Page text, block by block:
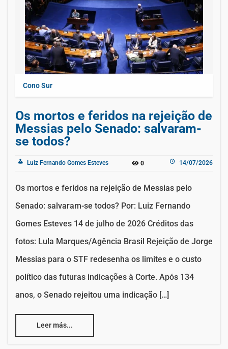
Cono Sur
Os mortos e feridos na rejeição de
Messias pelo Senado: salvaram-
se todos?
Luiz Fernando Gomes Esteves 0 14/07/2026
Os mortos e feridos na rejeição de Messias pelo
Senado: salvaram-se todos? Por: Luiz Fernando
Gomes Esteves 14 de julho de 2026 Créditos das
fotos: Lula Marques/Agência Brasil Rejeição de Jorge
Messias para o STF redesenha os limites e o custo
político das futuras indicações à Corte. Após 134
anos, o Senado rejeitou uma indicação […]
Leer más...